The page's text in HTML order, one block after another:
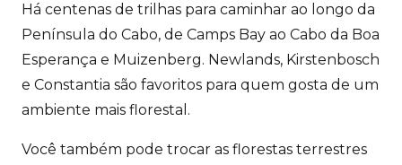
Há centenas de trilhas para caminhar ao longo da
Península do Cabo, de Camps Bay ao Cabo da Boa
Esperança e Muizenberg. Newlands, Kirstenbosch
e Constantia são favoritos para quem gosta de um
ambiente mais florestal.
Você também pode trocar as florestas terrestres